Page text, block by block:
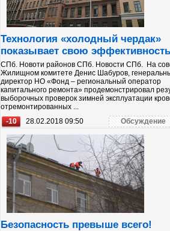
Технология «холодный чердак»
показывает свою эффективность
СПб. Новоти районов СПб. Новости СПб. На
Жилищном комитете Денис Шабуров,
директор НО «Фонд – региональный оператор
капитального ремонта» продемонстрировал
выборочных проверок зимней эксплуатации
отремонтированных ...
-10
28.02.2018 09:50 Обсуждение
Безопасность превыше всего!